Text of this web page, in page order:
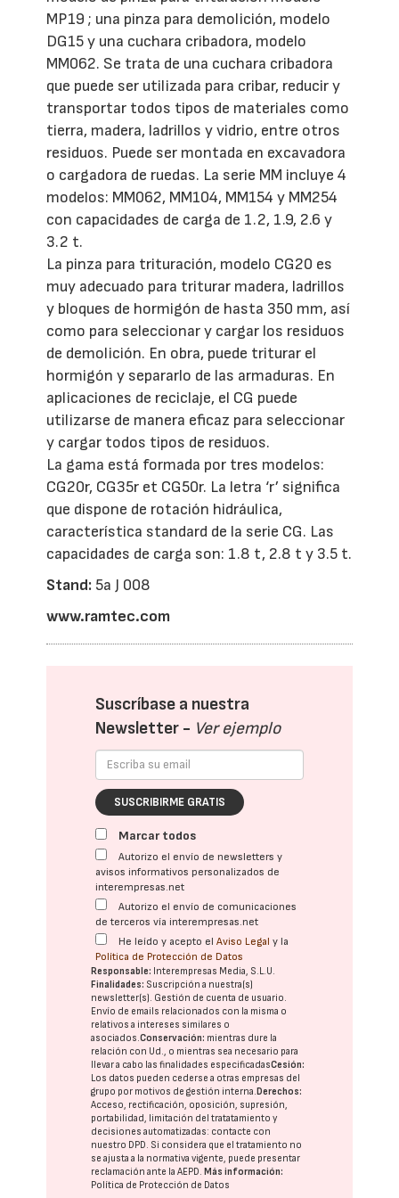
MP19 ; una pinza para demolición, modelo
DG15 y una cuchara cribadora, modelo
MM062. Se trata de una cuchara cribadora
que puede ser utilizada para cribar, reducir y
transportar todos tipos de materiales como
tierra, madera, ladrillos y vidrio, entre otros
residuos. Puede ser montada en excavadora
o cargadora de ruedas. La serie MM incluye 4
modelos: MM062, MM104, MM154 y MM254
con capacidades de carga de 1.2, 1.9, 2.6 y
3.2 t.
La pinza para trituración, modelo CG20 es
muy adecuado para triturar madera, ladrillos
y bloques de hormigón de hasta 350 mm, así
como para seleccionar y cargar los residuos
de demolición. En obra, puede triturar el
hormigón y separarlo de las armaduras. En
aplicaciones de reciclaje, el CG puede
utilizarse de manera eficaz para seleccionar
y cargar todos tipos de residuos.
La gama está formada por tres modelos:
CG20r, CG35r et CG50r. La letra ‘r’ significa
que dispone de rotación hidráulica,
característica standard de la serie CG. Las
capacidades de carga son: 1.8 t, 2.8 t y 3.5 t.
Stand: 5a J 008
www.ramtec.com
Suscríbase a nuestra
Newsletter - Ver ejemplo
SUSCRIBIRME GRATIS
Marcar todos
Autorizo el envío de newsletters y
avisos informativos personalizados de
interempresas.net
Autorizo el envío de comunicaciones
de terceros vía interempresas.net
He leído y acepto elAviso Legal y la
Política de Protección de Datos
Responsable: Interempresas Media, S.L.U.
Finalidades: Suscripción a nuestra(s)
newsletter(s). Gestión de cuenta de usuario.
Envío de emails relacionados con la misma o
relativos a intereses similares o
asociados.Conservación: mientras dure la
relación con Ud., o mientras sea necesario para
llevar a cabo las finalidades especificadasCesión:
Los datos pueden cederse a otras empresas del
grupo por motivos de gestión interna.Derechos:
Acceso, rectificación, oposición, supresión,
portabilidad, limitación del tratatamiento y
decisiones automatizadas: contacte con
nuestro DPD. Si considera que el tratamiento no
se ajusta a la normativa vigente, puede presentar
reclamación ante laAEPD.Más información:
Política de Protección de Datos